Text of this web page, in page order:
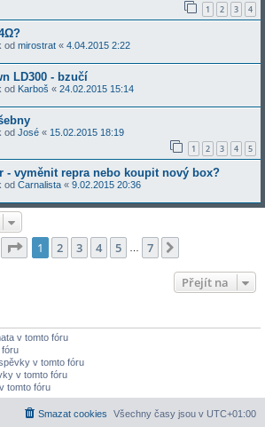
1 2 3 4
od mirostrat « 4.04.2015 2:22
LD300 - bzučí
od Karboš « 24.02.2015 15:14
od José « 15.02.2015 18:19
1 2 3 4 5
- vyměnit repra nebo koupit nový box?
od Carnalista « 9.02.2015 20:36
Stránka z
1 2 3 4 5 7
Přejít na
v tomto fóru
fóru
v tomto fóru
v tomto fóru
tomto fóru
Všechny časy jsou v UTC+01:00
Smazat cookies